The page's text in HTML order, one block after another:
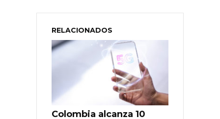
RELACIONADOS
Colombia alcanza 10